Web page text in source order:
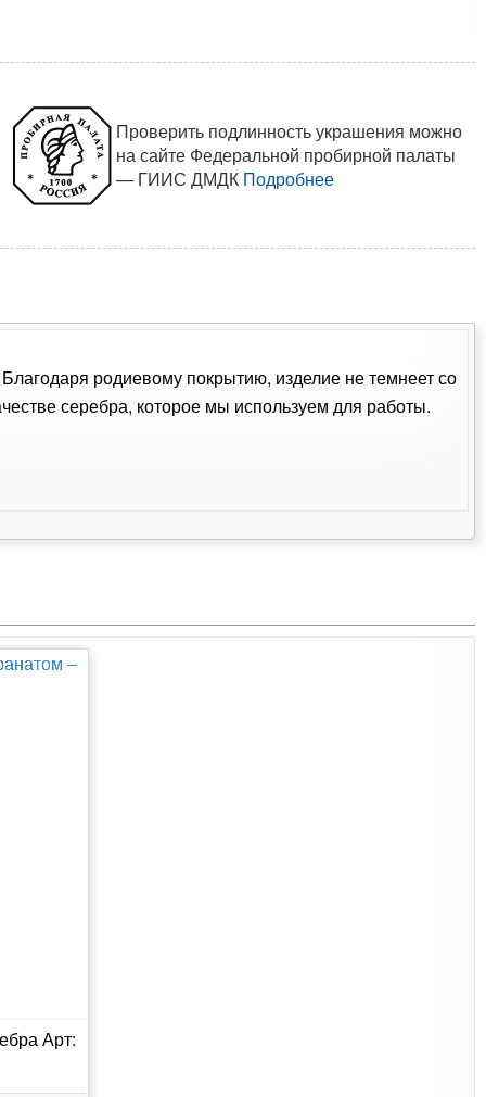
Проверить подлинность украшения можно
на сайте Федеральной пробирной палаты
— ГИИС ДМДК Подробнее
родиевому покрытию, изделие не темнеет со
серебра, которое мы используем для работы.
Арт: